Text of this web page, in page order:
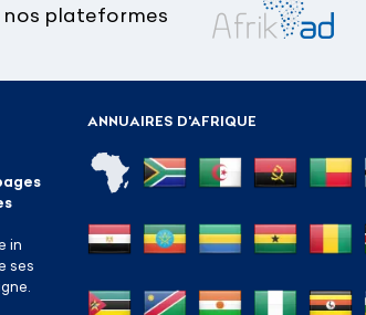
nos plateformes
ANNUAIRES D'AFRIQUE
in
ses